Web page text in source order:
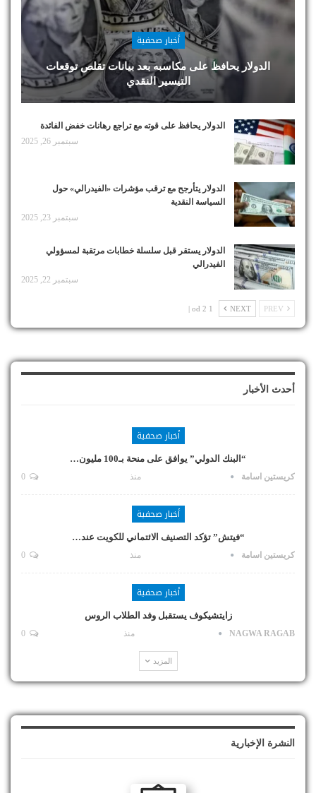
أخبار صحفية
الدولار يحافظ على مكاسبه بعد بيانات تقلص توقعات
التيسير النقدي
الدولار يحافظ على قوته مع تراجع رهانات خفض الفائدة
سبتمبر 26, 2025
الدولار يتأرجح مع ترقب مؤشرات «الفيدرالي» حول
السياسة النقدية
سبتمبر 23, 2025
الدولار يستقر قبل سلسلة خطابات مرتقبة لمسؤولي
الفيدرالي
سبتمبر 22, 2025
NEXT
1 od 2 |
أحدث الأخبار
أخبار صحفية
“البنك الدولي” يوافق على منحة بـ100 مليون…
كريستين اسامة منذ
أخبار صحفية
“فيتش” تؤكد التصنيف الائتماني للكويت عند…
كريستين اسامة منذ
أخبار صحفية
زايتشيكوف يستقبل وفد الطلاب الروس
NAGWA RAGAB منذ
المزيد
النشرة الإخبارية